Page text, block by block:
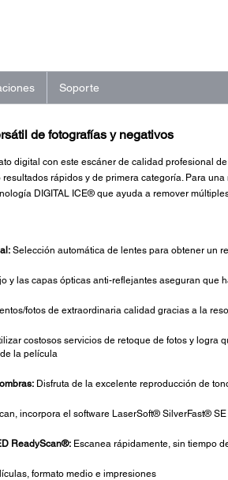
Soporte
de fotografías y negativos
digital con este escáner de calidad profesional
rápidos y de primera categoría. Para
DIGITAL ICE® que ayuda a remover
Selección automática de lentes para obtener un
y las capas ópticas anti-reflejantes aseguran que
fotos de extraordinaria calidad gracias a la
costosos servicios de retoque de fotos y logra
la película
Disfruta de la excelente reproducción de
incorpora el software LaserSoft® SilverFast®
ReadyScan®:Escanea rápidamente, sin tiempo
formato medio e impresiones